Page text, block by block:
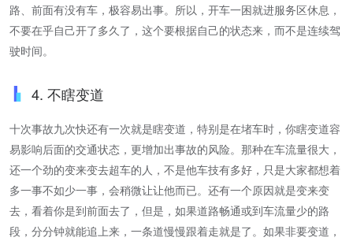
路、前面有没有车，极容易出事。所以，开车一困就进服务区休息，
不要在乎自己开了多久了，这个要根据自己的状态来，而不是连续驾
驶时间。
4. 不瞎变道
十次事故九次快还有一次就是瞎变道，特别是在堵车时，你瞎变道容
易影响后面的交通状态，更增加出事故的风险。那种在车流量很大，
还一个劲的变来变去超车的人，不是他车技有多好，只是大家都想着
多一事不如少一事，会稍微让让他而已。还有一个原因就是变来变
去，看着你是到前面去了，但是，如果道路畅通或到车流量少的路
段，分分钟就能追上来，一条道慢慢跟着走就是了。如果非要变道，